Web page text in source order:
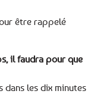
être rappelé
il faudra pour que
dans les dix minutes